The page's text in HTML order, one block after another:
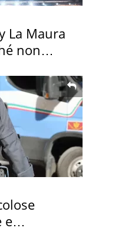
La Maura
non
e